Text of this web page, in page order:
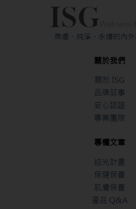
無慮、純淨、永續的內
關於我們
關於 ISG
品牌故事
安心認證
專業團隊
專欄文章
迎光計畫
保健保養
肌膚保養
產品 Q&A